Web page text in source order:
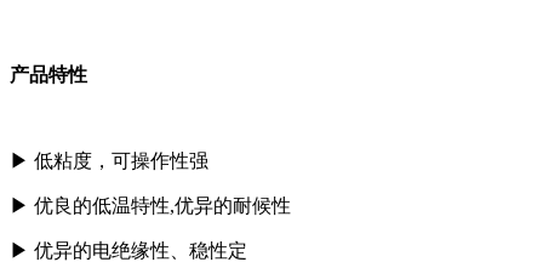
产品特性
▶ 低粘度，可操作性强
▶ 优良的低温特性,优异的耐候性
▶ 优异的电绝缘性、稳性定